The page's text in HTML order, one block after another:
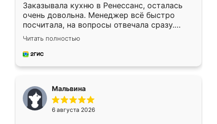
Заказывала кухню в Ренессанс, осталась
очень довольна. Менеджер всё быстро
посчитала, на вопросы отвечала сразу.
Замерщик приехал в субботу, подошёл к
делу со всей ответственностью. Собрали
за день, ребята работали аккуратно, даже
Читать полностью
Мальвина
6 августа 2026